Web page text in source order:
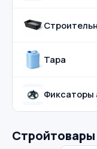
Тара
Фиксаторы
Стройтовары